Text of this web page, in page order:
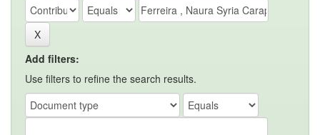
Add filters:
Use filters to refine the search results.